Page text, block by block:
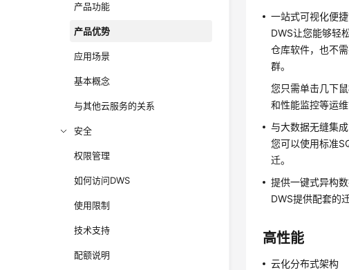
产品功能
产品优势
应用场景
基本概念
与其他云服务的关系
安全
权限管理
如何访问DWS
使用限制
技术支持
配额说明
一站式可视化便
DWS让您能够轻
仓库软件，也不
群。
您只需单击几下
和性能监控等运维
与大数据无缝集成
您可以使用标准
迁。
提供一键式异构
DWS提供配套的
高性能
云化分布式架构